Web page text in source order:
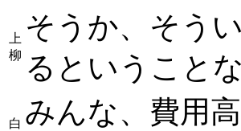
上
柳
そうか、そう
るということ
白 みんな、費用